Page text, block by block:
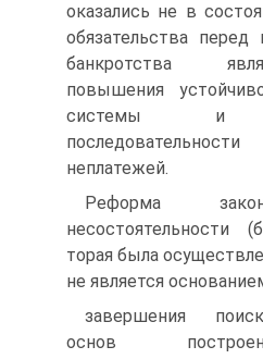
оказались не в
обязательства перед
банкротства
повышения
системы и
неплатежей.
Реформа
несостоятельности
торая была
не является
завершения
основ